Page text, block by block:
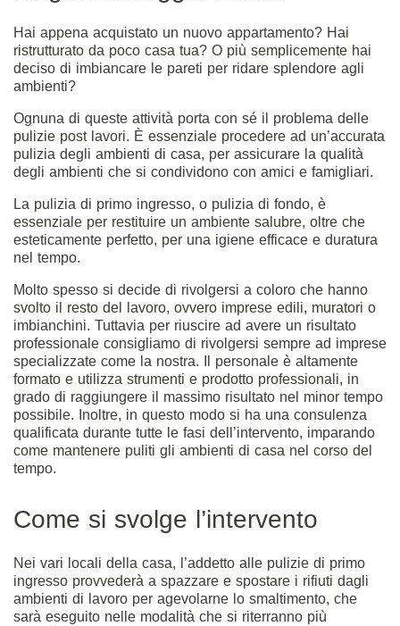
Hai appena acquistato un nuovo appartamento? Hai
ristrutturato da poco casa tua? O più semplicemente hai
deciso di imbiancare le pareti per ridare splendore agli
ambienti?
Ognuna di queste attività porta con sé il problema delle
pulizie post lavori. È essenziale procedere ad un’accurata
pulizia degli ambienti di casa, per assicurare la qualità
degli ambienti che si condividono con amici e famigliari.
La pulizia di primo ingresso, o pulizia di fondo, è
essenziale per restituire un ambiente salubre, oltre che
esteticamente perfetto, per una igiene efficace e duratura
nel tempo.
Molto spesso si decide di rivolgersi a coloro che hanno
svolto il resto del lavoro, ovvero imprese edili, muratori o
imbianchini. Tuttavia per riuscire ad avere un risultato
professionale consigliamo di rivolgersi sempre ad imprese
specializzate come la nostra. Il personale è altamente
formato e utilizza strumenti e prodotto professionali, in
grado di raggiungere il massimo risultato nel minor tempo
possibile. Inoltre, in questo modo si ha una consulenza
qualificata durante tutte le fasi dell’intervento, imparando
come mantenere puliti gli ambienti di casa nel corso del
tempo.
Come si svolge l’intervento
Nei vari locali della casa, l’addetto alle pulizie di primo
ingresso provvederà a spazzare e spostare i rifiuti dagli
ambienti di lavoro per agevolarne lo smaltimento, che
sarà eseguito nelle modalità che si riterranno più